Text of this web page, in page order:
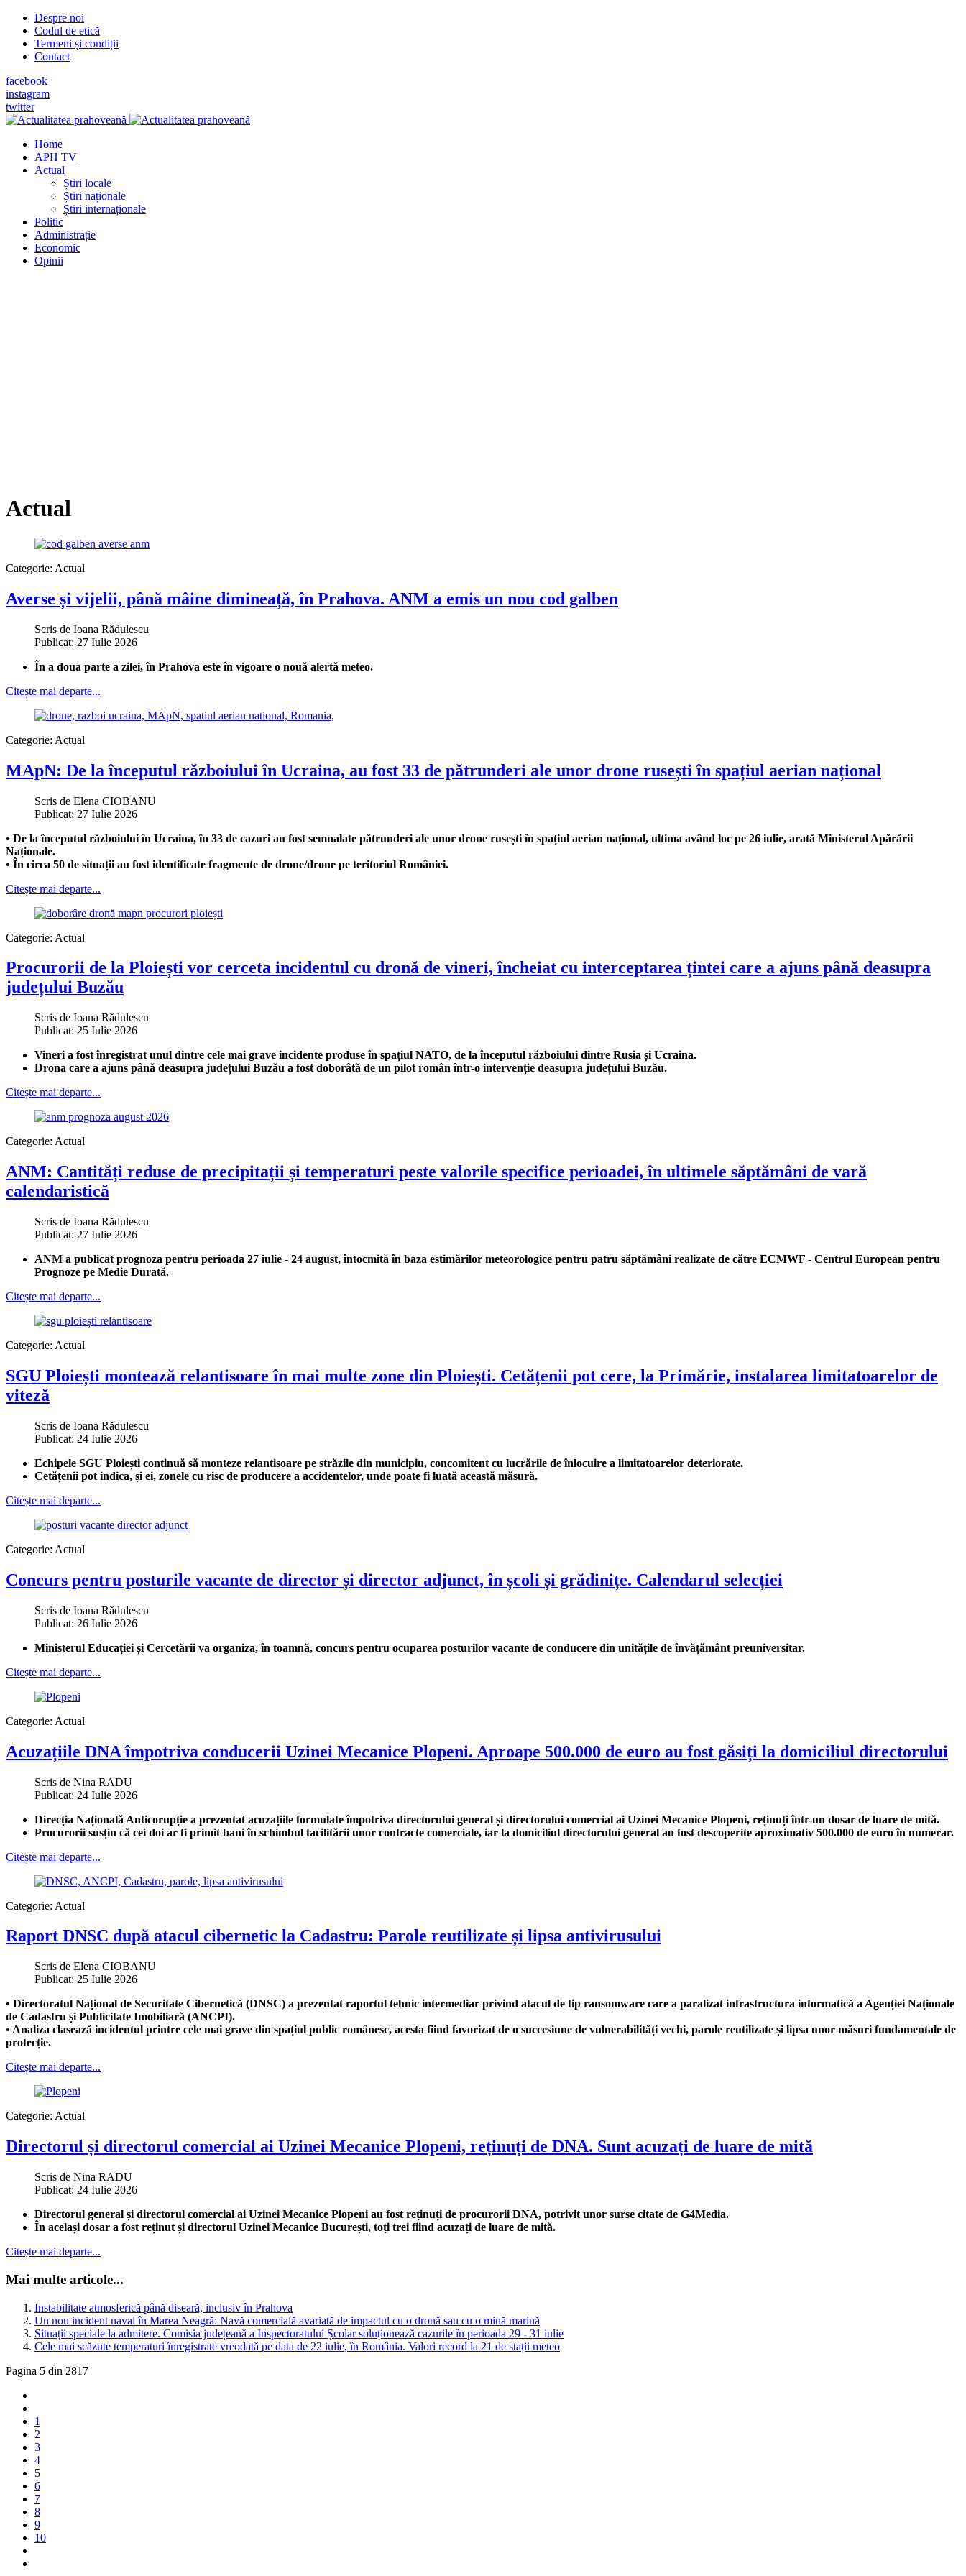
Despre noi
Codul de etică
Termeni și condiții
Contact
facebook
instagram
twitter
Home
APH TV
Actual
Știri locale
Știri naționale
Știri internaționale
Politic
Administrație
Economic
Opinii
Actual
Categorie: Actual
Averse și vijelii, până mâine dimineață, în Prahova. ANM a emis un nou cod galben
Scris de Ioana Rădulescu
Publicat: 27 Iulie 2026
În a doua parte a zilei, în Prahova este în vigoare o nouă alertă meteo.
Citește mai departe...
Categorie: Actual
MApN: De la începutul războiului în Ucraina, au fost 33 de pătrunderi ale unor drone rusești în spațiul aerian național
Scris de Elena CIOBANU
Publicat: 27 Iulie 2026
• De la începutul războiului în Ucraina, în 33 de cazuri au fost semnalate pătrunderi ale unor drone rusești în spațiul aerian național, ultima având loc pe 26 iulie, arată Ministerul Apărării
Naționale.
• În circa 50 de situații au fost identificate fragmente de drone/drone pe teritoriul României.
Citește mai departe...
Categorie: Actual
Procurorii de la Ploiești vor cerceta incidentul cu dronă de vineri, încheiat cu interceptarea țintei care a ajuns până deasupra
județului Buzău
Scris de Ioana Rădulescu
Publicat: 25 Iulie 2026
Vineri a fost înregistrat unul dintre cele mai grave incidente produse în spațiul NATO, de la începutul războiului dintre Rusia și Ucraina.
Drona care a ajuns până deasupra județului Buzău a fost doborâtă de un pilot român într-o intervenție deasupra județului Buzău.
Citește mai departe...
Categorie: Actual
ANM: Cantități reduse de precipitații și temperaturi peste valorile specifice perioadei, în ultimele săptămâni de vară
calendaristică
Scris de Ioana Rădulescu
Publicat: 27 Iulie 2026
ANM a publicat prognoza pentru perioada 27 iulie - 24 august, întocmită în baza estimărilor meteorologice pentru patru săptămâni realizate de către ECMWF - Centrul European pentru
Prognoze pe Medie Durată.
Citește mai departe...
Categorie: Actual
SGU Ploiești montează relantisoare în mai multe zone din Ploiești. Cetățenii pot cere, la Primărie, instalarea limitatoarelor de
viteză
Scris de Ioana Rădulescu
Publicat: 24 Iulie 2026
Echipele SGU Ploiești continuă să monteze relantisoare pe străzile din municipiu, concomitent cu lucrările de înlocuire a limitatoarelor deteriorate.
Cetățenii pot indica, și ei, zonele cu risc de producere a accidentelor, unde poate fi luată această măsură.
Citește mai departe...
Categorie: Actual
Concurs pentru posturile vacante de director și director adjunct, în școli și grădinițe. Calendarul selecției
Scris de Ioana Rădulescu
Publicat: 26 Iulie 2026
Ministerul Educației și Cercetării va organiza, în toamnă, concurs pentru ocuparea posturilor vacante de conducere din unitățile de învățământ preuniversitar.
Citește mai departe...
Categorie: Actual
Acuzațiile DNA împotriva conducerii Uzinei Mecanice Plopeni. Aproape 500.000 de euro au fost găsiți la domiciliul directorului
Scris de Nina RADU
Publicat: 24 Iulie 2026
Direcția Națională Anticorupție a prezentat acuzațiile formulate împotriva directorului general și directorului comercial ai Uzinei Mecanice Plopeni, reținuți într-un dosar de luare de mită.
Procurorii susțin că cei doi ar fi primit bani în schimbul facilitării unor contracte comerciale, iar la domiciliul directorului general au fost descoperite aproximativ 500.000 de euro în numerar.
Citește mai departe...
Categorie: Actual
Raport DNSC după atacul cibernetic la Cadastru: Parole reutilizate și lipsa antivirusului
Scris de Elena CIOBANU
Publicat: 25 Iulie 2026
• Directoratul Național de Securitate Cibernetică (DNSC) a prezentat raportul tehnic intermediar privind atacul de tip ransomware care a paralizat infrastructura informatică a Agenției Naționale
de Cadastru și Publicitate Imobiliară (ANCPI).
• Analiza clasează incidentul printre cele mai grave din spațiul public românesc, acesta fiind favorizat de o succesiune de vulnerabilități vechi, parole reutilizate și lipsa unor măsuri fundamentale de
protecție.
Citește mai departe...
Categorie: Actual
Directorul și directorul comercial ai Uzinei Mecanice Plopeni, reținuți de DNA. Sunt acuzați de luare de mită
Scris de Nina RADU
Publicat: 24 Iulie 2026
Directorul general și directorul comercial ai Uzinei Mecanice Plopeni au fost reținuți de procurorii DNA, potrivit unor surse citate de G4Media.
În același dosar a fost reținut și directorul Uzinei Mecanice București, toți trei fiind acuzați de luare de mită.
Citește mai departe...
Mai multe articole...
Instabilitate atmosferică până diseară, inclusiv în Prahova
Un nou incident naval în Marea Neagră: Navă comercială avariată de impactul cu o dronă sau cu o mină marină
Situații speciale la admitere. Comisia județeană a Inspectoratului Școlar soluționează cazurile în perioada 29 - 31 iulie
Cele mai scăzute temperaturi înregistrate vreodată pe data de 22 iulie, în România. Valori record la 21 de stații meteo
Pagina 5 din 2817
1
2
3
4
5
6
7
8
9
10